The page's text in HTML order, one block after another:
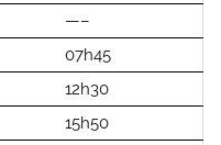
—–
07h45
12h30
15h50